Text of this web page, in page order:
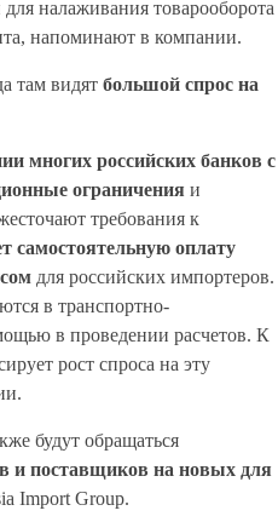
налаживания товарооборота
напоминают в компании.
там видят большой спрос на
многих российских банков с
ограничения и
требования к
самостоятельную оплату
для российских импортеров.
в транспортно-
в проведении расчетов. К
рост спроса на эту
будут обращаться
и поставщиков на новых для
Import Group.